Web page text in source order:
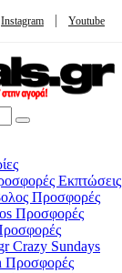
Instagram Youtube
Εκπτώσεις
Προσφορές
Προσφορές
Crazy Sundays
Προσφορές